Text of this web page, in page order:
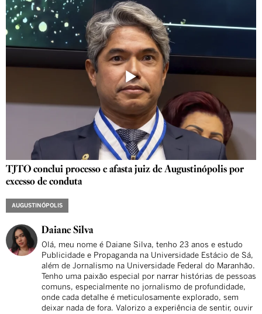
TJTO conclui processo e afasta juiz de Augustinópolis por
excesso de conduta
AUGUSTINÓPOLIS
Daiane Silva
Olá, meu nome é Daiane Silva, tenho 23 anos e estudo
Publicidade e Propaganda na Universidade Estácio de Sá,
além de Jornalismo na Universidade Federal do Maranhão.
Tenho uma paixão especial por narrar histórias de pessoas
comuns, especialmente no jornalismo de profundidade,
onde cada detalhe é meticulosamente explorado, sem
deixar nada de fora. Valorizo a experiência de sentir, ouvir